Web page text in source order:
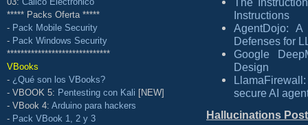
***** Packs Oferta *****
- Pack Mobile Security
- Pack Windows Security
******************************
VBooks
- ¿Qué son los VBooks?
- VBOOK 5: Pentesting con Kali [NEW]
- VBook 4: Arduino para hackers
- Pack VBook 1, 2 y 3
Instructions
AgentDojo: A
Defenses for
Google
Design
secure AI
Hallucinations